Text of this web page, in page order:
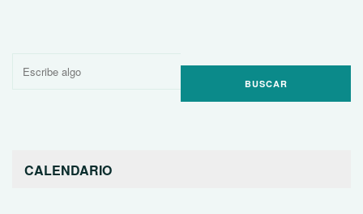
Buscar
CALENDARIO